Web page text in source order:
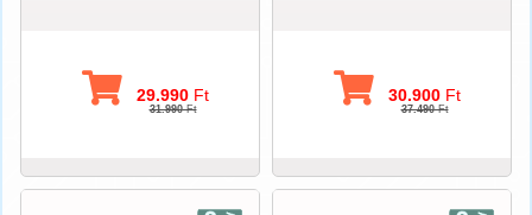
29.990 Ft
31.990Ft
30.900 Ft
37.490Ft